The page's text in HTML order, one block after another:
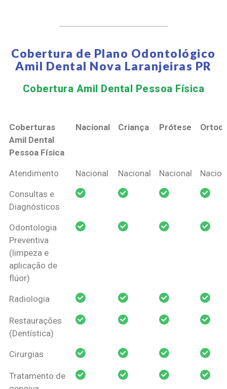
Cobertura de Plano Odontológico
Amil Dental Nova Laranjeiras PR
Cobertura Amil Dental Pessoa Física​
Coberturas
Amil Dental
Pessoa Física
Nacional Criança Prótese
Coberturas
Pessoa Física
Nacional Criança Prótese
Atendimento Nacional Nacional Nacional
Consultas e
Diagnósticos
Odontologia
Preventiva
(limpeza e
aplicação de
flúor)
Radiologia
Restaurações
(Dentística)
Cirurgias
Tratamento de